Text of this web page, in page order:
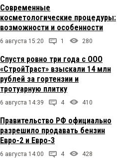
Современные
косметологические процедуры:
возможности и особенности
6 августа 15:20 1 280
Спустя ровно три года с ООО
«СтройТраст» взыскали 14 млн
рублей за гортензии и
тротуарную плитку
6 августа 14:39 4 410
Правительство РФ официально
разрешило продавать бензин
Евро-2 и Евро-3
6 августа 14:00 4 428